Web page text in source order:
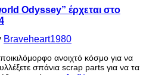
Odyssey” έρχεται στο
Braveheart1980
ανοιχτό κόσμο για να
σπάνια scrap parts για να τα